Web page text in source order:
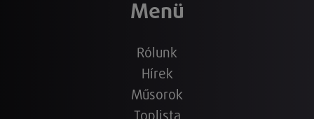
Menü
Rólunk
Hírek
Műsorok